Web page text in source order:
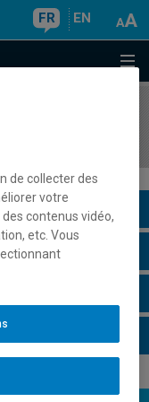
FR EN
de collecter des
votre
contenus vidéo,
etc. Vous